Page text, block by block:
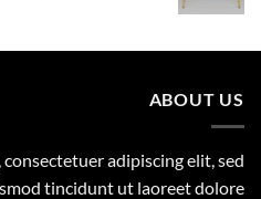
1,500.00 ₪.
ABOUT US
adipiscing elit, sed
tincidunt ut laoreet dolore